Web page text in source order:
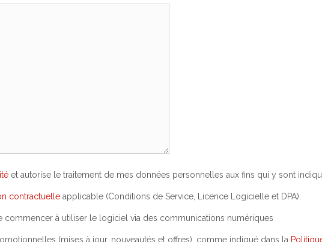
et autorise le traitement de mes données personnelles aux fins qui y sont
contractuelle applicable (Conditions de Service, Licence Logicielle et DPA).
commencer à utiliser le logiciel via des communications numériques
(mises à jour, nouveautés et offres), comme indiqué dans la